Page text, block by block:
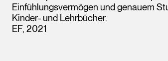
Einfühlungsvermögen und genauem
Kinder- und Lehrbücher.
EF, 2021